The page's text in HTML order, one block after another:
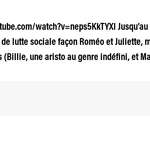
watch?v=neps5KkTYXI
de lutte sociale façon Roméo et Juliette,
(Billie, une aristo au genre indéfini, et